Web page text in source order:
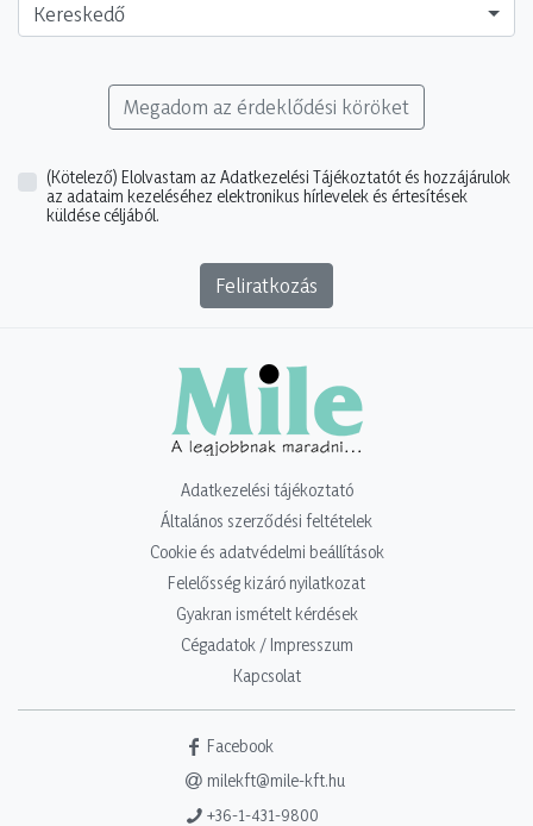
Kereskedő
Megadom az érdeklődési köröket
(Kötelező) Elolvastam az Adatkezelési Tájékoztatót és hozzájárulok
az adataim kezeléséhez elektronikus hírlevelek és értesítések
küldése céljából.
Feliratkozás
Adatkezelési tájékoztató
Általános szerződési feltételek
Cookie és adatvédelmi beállítások
Felelősség kizáró nyilatkozat
Gyakran ismételt kérdések
Cégadatok / Impresszum
Kapcsolat
Facebook
milekft@mile-kft.hu
+36-1-431-9800